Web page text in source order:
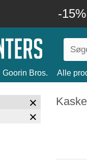
-
Goorin Bros. Alle